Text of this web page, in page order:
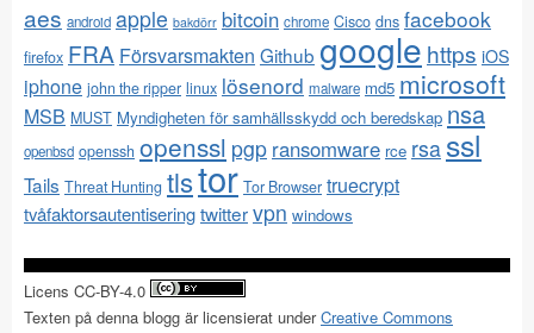
aes android apple bakdörr bitcoin chrome Cisco dns facebook
firefox FRA Försvarsmakten Github google https iOS
iphone john the ripper linux lösenord malware md5 microsoft
MSB MUST Myndigheten för samhällsskydd och beredskap nsa
openbsd openssh openssl pgp ransomware rce rsa ssl
Tails Threat Hunting tlstor Tor Browser truecrypt
tvåfaktorsautentiseringtwittervpn windows
Licens CC-BY-4.0
Texten på denna blogg är licensierat underCreative Commons